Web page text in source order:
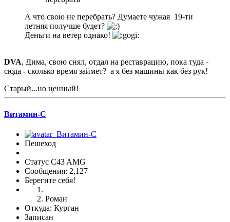
А что свою не перебрать? Думаете чужая 19-ти
летняя получше будет?
Деньги на ветер однако!
DVA, Дима, свою снял, отдал на реставрацию, пока туда -
сюда - сколько время займет? а я без машины как без рук!
Старый...но ценный!
Витамин-С
Пешеход
Статус C43 AMG
Сообщения: 2,127
Берегите себя!
Роман
Откуда: Курган
Записан